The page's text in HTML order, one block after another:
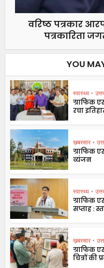
वरिष्ठ पत्रकार
पत्रकारिता
YOU
स्वास्थ्य •
ग्राफिक
रचा
ख़बरसार •
ग्राफिक
व्यंजन
स्वास्थ्य •
ग्राफिक
सप्ताह :
ख़बरसार •
ग्राफिक
चित्रों की